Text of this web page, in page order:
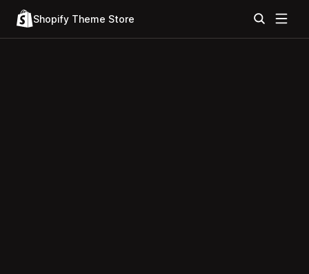
Shopify Theme Store